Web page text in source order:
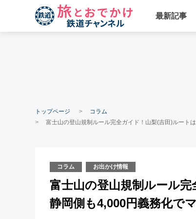
最新記事
トップページ
コラム
富士山の登山規制ルール完全ガイド！山梨(吉田)ルート
コラム お出かけ情報
富士山の登山規制ルール
静岡側も4,000円義務化で